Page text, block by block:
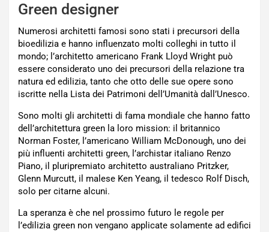
Green designer
Numerosi architetti famosi sono stati i precursori della
bioedilizia e hanno influenzato molti colleghi in tutto il
mondo; l’architetto americano Frank Lloyd Wright può
essere considerato uno dei precursori della relazione tra
natura ed edilizia, tanto che otto delle sue opere sono
iscritte nella Lista dei Patrimoni dell’Umanità dall’Unesco.
Sono molti gli architetti di fama mondiale che hanno fatto
dell’architettura green la loro mission: il britannico
Norman Foster, l’americano William McDonough, uno dei
più influenti architetti green, l’archistar italiano Renzo
Piano, il pluripremiato architetto australiano Pritzker,
Glenn Murcutt, il malese Ken Yeang, il tedesco Rolf Disch,
solo per citarne alcuni.
La speranza è che nel prossimo futuro le regole per
l’edilizia green non vengano applicate solamente ad edifici